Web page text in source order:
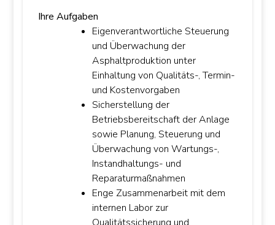
Ihre Aufgaben
Eigenverantwortliche Steuerung
und Überwachung der
Asphaltproduktion unter
Einhaltung von Qualitäts-, Termin-
und Kostenvorgaben
Sicherstellung der
Betriebsbereitschaft der Anlage
sowie Planung, Steuerung und
Überwachung von Wartungs-,
Instandhaltungs- und
Reparaturmaßnahmen
Enge Zusammenarbeit mit dem
internen Labor zur